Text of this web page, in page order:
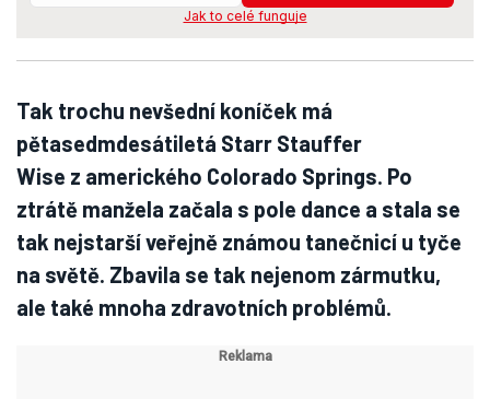
Jak to celé funguje
Tak trochu nevšední koníček má
pětasedmdesátiletá Starr Stauffer
Wise z amerického Colorado Springs. Po
ztrátě manžela začala s pole dance a stala se
tak nejstarší veřejně známou tanečnicí u tyče
na světě. Zbavila se tak nejenom zármutku,
ale také mnoha zdravotních problémů.